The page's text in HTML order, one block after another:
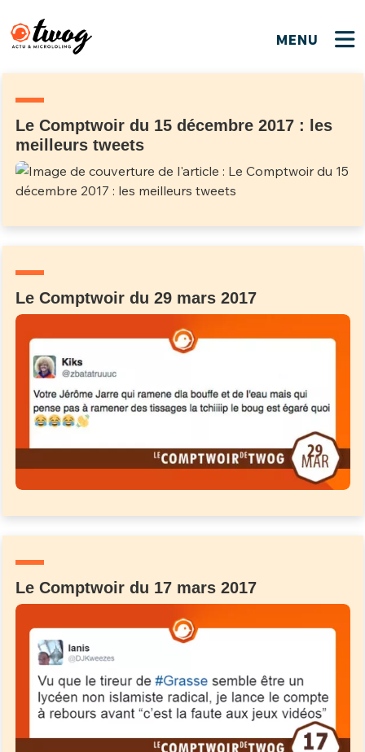
MENU
Le Comptwoir du 15 décembre 2017 : les
meilleurs tweets
Le Comptwoir du 29 mars 2017
Le Comptwoir du 17 mars 2017
Bienvenue !
JE M'INSCRIS
PSEUDO *
PASSWORD
JE M'INSCRIS
Connexion
PSEUDO
MOT DE PASSE
FERMER
Que souhaitez-vous proposer ?
Quelques tweets
ME CONNECTER
Un Thread
C'EST PARTI